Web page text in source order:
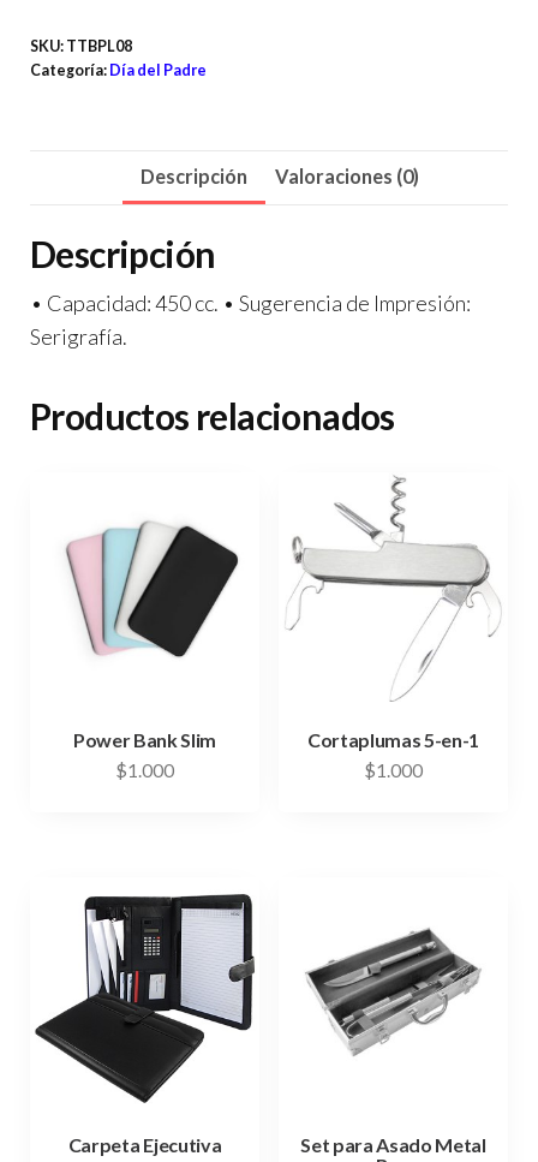
SKU: TTBPL08
Categoría: Día del Padre
Descripción Valoraciones (0)
Descripción
• Capacidad: 450 cc. • Sugerencia de Impresión:
Serigrafía.
Productos relacionados
Power Bank Slim
$1.000
Cortaplumas 5-en-1
$1.000
Carpeta Ejecutiva
Set para Asado Metal